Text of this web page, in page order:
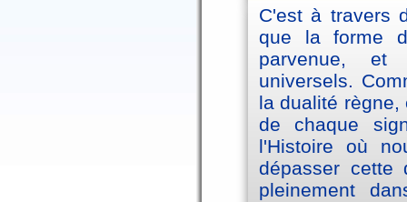
C'est à travers
que la forme
parvenue, et
universels.
la dualité
de chaque
l'Histoire où
dépasser cette
pleinement